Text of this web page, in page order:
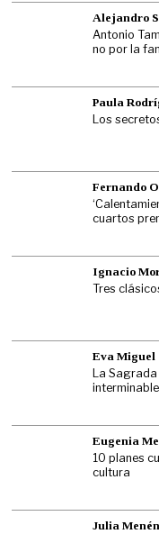
Alejandro
Antonio
no por la
Paula
Los
Fernando
cuartos
Ignacio
Tres
Eva Miguel
La
interminable
Eugenia
10 planes
cultura
Julia